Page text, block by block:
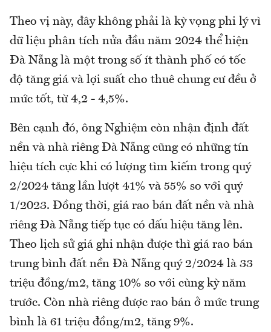
Theo vị này, đây không phải là kỳ vọng phi lý vì
dữ liệu phân tích nửa đầu năm 2024 thể hiện
Đà Nẵng là một trong số ít thành phố có tốc
độ tăng giá và lợi suất cho thuê chung cư đều ở
mức tốt, từ 4,2 - 4,5%.
Bên cạnh đó, ông Nghiệm còn nhận định đất
nền và nhà riêng Đà Nẵng cũng có những tín
hiệu tích cực khi có lượng tìm kiếm trong quý
2/2024 tăng lần lượt 41% và 55% so với quý
1/2023. Đồng thời, giá rao bán đất nền và nhà
riêng Đà Nẵng tiếp tục có dấu hiệu tăng lên.
Theo lịch sử giá ghi nhận được thì giá rao bán
trung bình đất nền Đà Nẵng quý 2/2024 là 33
triệu đồng/m2, tăng 10% so với cùng kỳ năm
trước. Còn nhà riêng được rao bán ở mức trung
bình là 61 triệu đồng/m2, tăng 9%.